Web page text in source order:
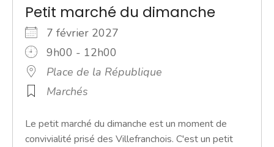
Petit marché du dimanche
7 février 2027
9h00 - 12h00
Place de la République
Marchés
Le petit marché du dimanche est un moment de
convivialité prisé des Villefranchois. C'est un petit